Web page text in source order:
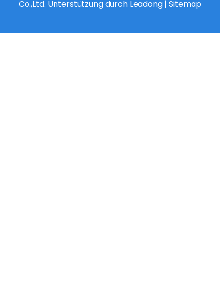
Co.,Ltd. Unterstützung durch Leadong | Sitemap